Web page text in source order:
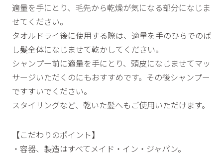
適量を手にとり、毛先から乾燥が気になる部分になじま
せてください。
タオルドライ後に使用する際は、適量を手のひらでのば
し髪全体になじませて乾かしてください。
シャンプー前に適量を手にとり、頭皮になじませてマッ
サージいただくのにもおすすめです。その後シャンプー
ですすいでください。
スタイリングなど、乾いた髪へもご使用いただけます。
【こだわりのポイント】
・容器、製造はすべてメイド・イン・ジャパン。